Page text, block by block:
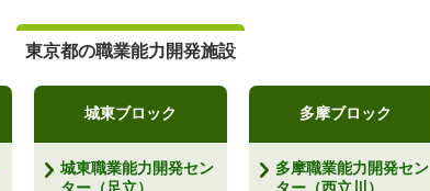
東京都の職業能力開発施設
城東ブロック
城東職業能力開発セン
多摩ブロック
多摩職業能力開発セン